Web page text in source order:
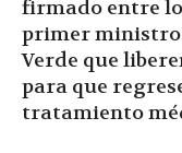
firmado entre
primer ministro
Verde que
para que
tratamiento